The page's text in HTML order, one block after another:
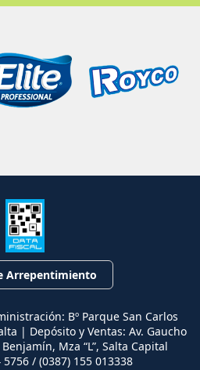
Arrepentimiento
Bº Parque San Carlos
| Depósito y Ventas: Av. Gaucho
Mza “L”, Salta Capital
5756 / (0387) 155 013338